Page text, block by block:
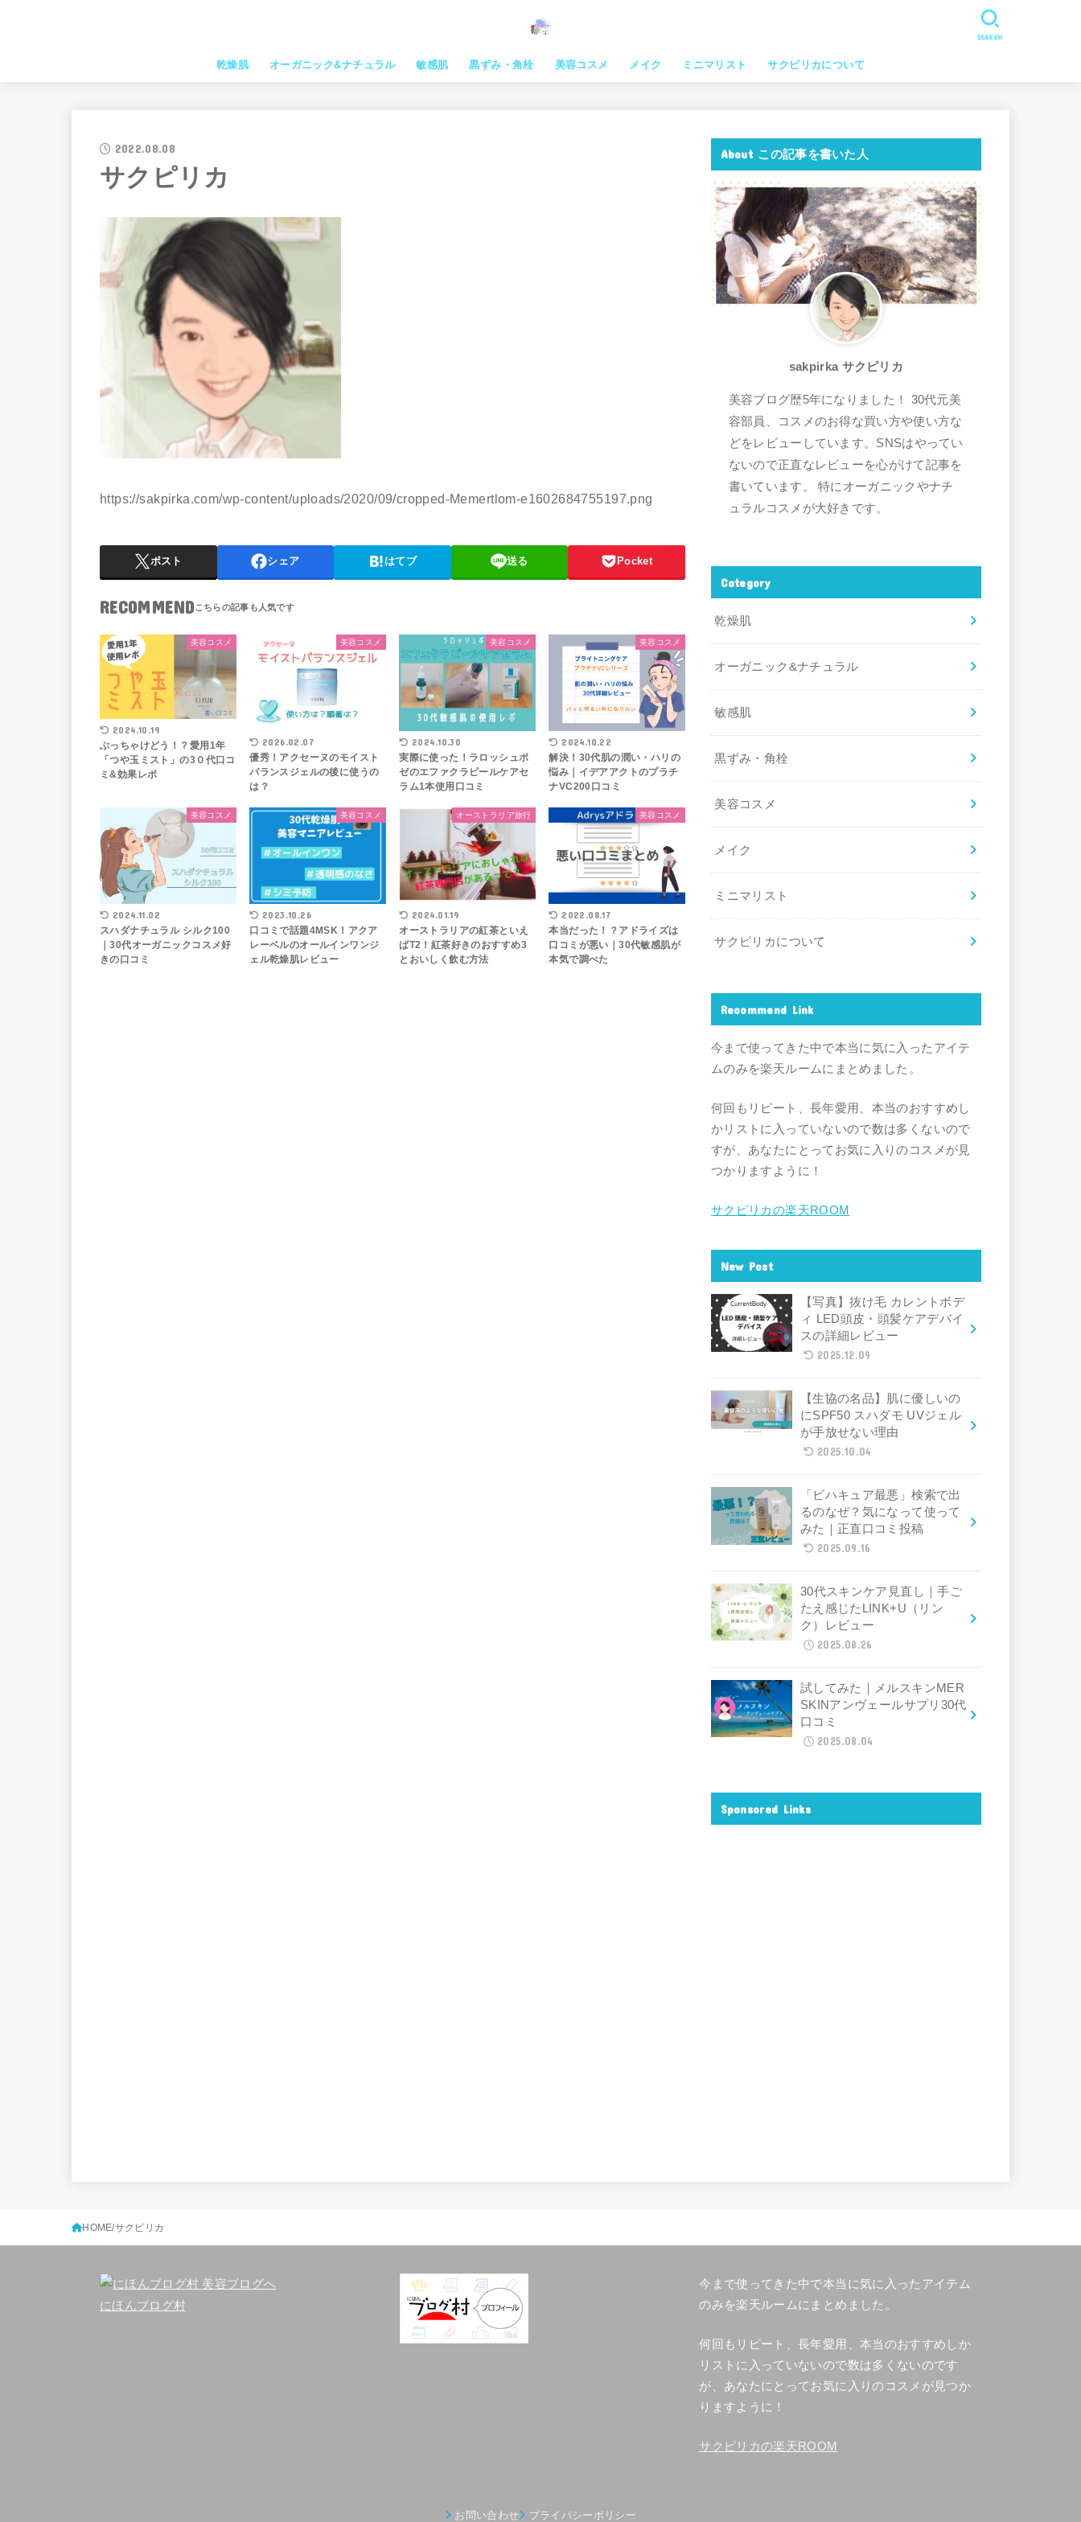
乾燥肌 オーガニック&ナチュラル 敏感肌 黒ずみ・角栓 美容コスメ メイク ミニマリスト サクピリカについて
SEARCH
2022.08.08
サクピリカ
https://sakpirka.com/wp-content/uploads/2020/09/cropped-Memertlom-e1602684755197.png
ポスト シェア はてブ 送る Pocket
RECOMMEND
美容コスメ
2024.10.19
ぶっちゃけどう！？愛用1年
「つや玉ミスト」の3０代口コ
ミ&効果レポ
美容コスメ
2026.02.07
優秀！アクセーヌのモイスト
バランスジェルの後に使うの
は？
美容コスメ
2024.10.30
実際に使った！ラロッシュポ
ゼのエファクラピールケアセ
ラム1本使用口コミ
美容コスメ
2024.10.22
解決！30代肌の潤い・ハリの
悩み｜イデアアクトのプラチ
ナVC200口コミ
美容コスメ
2024.11.02
スハダナチュラル シルク100
｜30代オーガニックコスメ好
きの口コミ
美容コスメ
2023.10.26
口コミで話題4MSK！アクア
レーベルのオールインワンジ
ェル乾燥肌レビュー
オーストラリア旅行
2024.01.19
オーストラリアの紅茶といえ
ばT2！紅茶好きのおすすめ3
とおいしく飲む方法
美容コスメ
2022.08.17
本当だった！？アドライズは
口コミが悪い｜30代敏感肌が
本気で調べた
About この記事を書いた人
sakpirka サクピリカ
美容ブログ歴5年になりました！ 30代元美
容部員、コスメのお得な買い方や使い方な
どをレビューしています。SNSはやってい
ないので正直なレビューを心がけて記事を
書いています。 特にオーガニックやナチ
ュラルコスメが大好きです。
Category
乾燥肌
オーガニック&ナチュラル
敏感肌
黒ずみ・角栓
美容コスメ
メイク
ミニマリスト
サクピリカについて
Recommend Link
今まで使ってきた中で本当に気に入ったアイテ
ムのみを楽天ルームにまとめました。
何回もリピート、長年愛用、本当のおすすめし
かリストに入っていないので数は多くないので
すが、あなたにとってお気に入りのコスメが見
つかりますように！
サクピリカの楽天ROOM
New Post
【写真】抜け毛 カレントボデ
ィ LED頭皮・頭髪ケアデバイ
スの詳細レビュー
2025.12.09
【生協の名品】肌に優しいの
にSPF50 スハダモ UVジェル
が手放せない理由
2025.10.04
「ビハキュア最悪」検索で出
るのなぜ？気になって使って
みた｜正直口コミ投稿
2025.09.16
30代スキンケア見直し｜手ご
たえ感じたLINK+U（リン
ク）レビュー
2025.08.26
試してみた｜メルスキンMER
SKINアンヴェールサプリ30代
口コミ
2025.08.04
Sponsored Links
HOME サクピリカ
にほんブログ村
今まで使ってきた中で本当に気に入ったアイテム
のみを楽天ルームにまとめました。
何回もリピート、長年愛用、本当のおすすめしか
リストに入っていないので数は多くないのです
が、あなたにとってお気に入りのコスメが見つか
りますように！
サクピリカの楽天ROOM
お問い合わせ プライバシーポリシー